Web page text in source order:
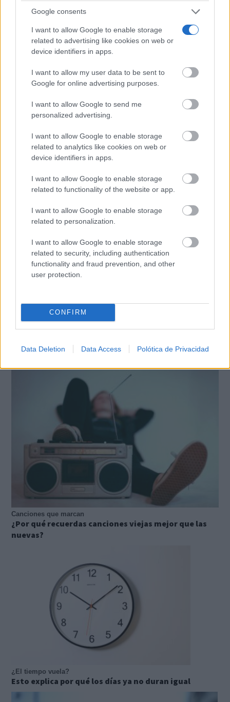
Google consents
I want to allow Google to enable storage
related to advertising like cookies on web or
device identifiers in apps.
I want to allow my user data to be sent to
Google for online advertising purposes.
I want to allow Google to send me
personalized advertising.
I want to allow Google to enable storage
related to analytics like cookies on web or
device identifiers in apps.
I want to allow Google to enable storage
related to functionality of the website or app.
I want to allow Google to enable storage
related to personalization.
I want to allow Google to enable storage
related to security, including authentication
functionality and fraud prevention, and other
user protection.
CONFIRM
Data Deletion Data Access Polótica de Privacidad
¿Por qué se contagia?
El bostezo es más social de lo que imaginas
¿Sabes qué baja tu ánimo?
Se dijeron… y pasó
Canciones que marcan
¿Por qué recuerdas canciones viejas mejor que las
nuevas?
¿El tiempo vuela?
Esto explica por qué los días ya no duran igual